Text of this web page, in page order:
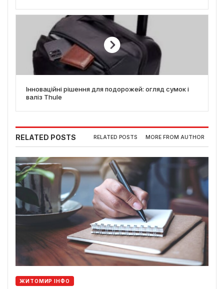
Інноваційні рішення для подорожей: огляд сумок і
валіз Thule
RELATED POSTS RELATED POSTS MORE FROM AUTHOR
ЖИТОМИР ІНФО